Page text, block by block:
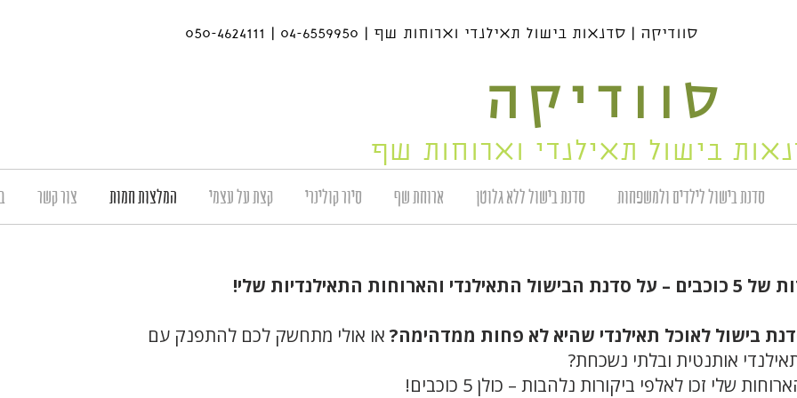
סוודיקה | סדנאות בישול תאילנדי וארוחות שף | 04-6559950 | 050-4624111
סוודיקה
בישול תאילנדי וארוחות שף
צור קשר המלצות חמות קצת על עצמי סיור קולינרי ארוחת שף סדנת בישול ללא גלוטן סדנת בישול לילדים ולמשפחות
והארוחות התאילנדיות שלי!
בישול לאוכל תאילנדי שהיא לא פחות ממדהימה?או אולי מתחשק לכם להתפנק עם
אותנטית ובלתי נשכחת?
שלי זכו לאלפי ביקורות נלהבות – כולן 5 כוכבים!